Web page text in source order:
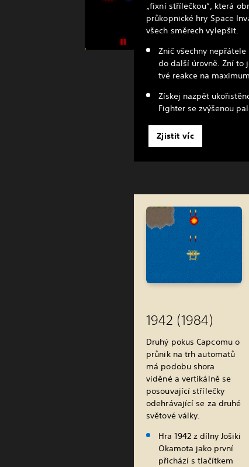
„fixní střílečkou“, která
průkopnické hry Space
všech směrech vylepšit.
Znič všechny
do další úrovně. Zní to
tvé reakce na
Získej nazpět
Fighter se zvýšenou
Zjistit víc
1942 (1984)
Druhý pokus Capcomu o
průnik na trh automatů
má podobu shora
viděné a vertikálně se
posouvající střílečky
odehrávající se za druhé
světové války.
Hra 1942 z dílny Jošiki
Okamota jako první
přichází s tlačítkem